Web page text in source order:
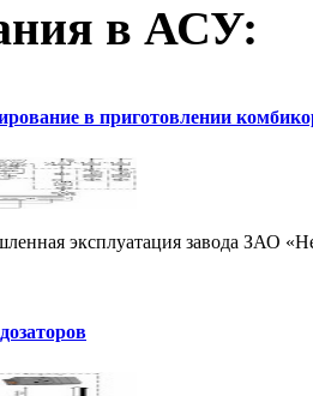
в АСУ:
в приготовлении
эксплуатация завода ЗАО